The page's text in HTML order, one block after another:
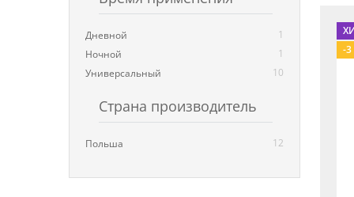
Дневной
1
Ночной
1
Универсальный
10
Страна производитель
Польша 12
-3